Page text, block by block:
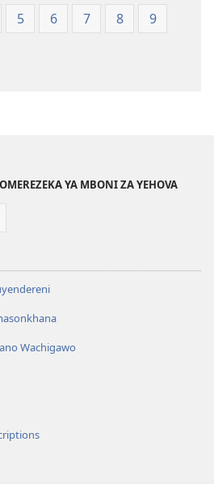
Opatulika
2023)
5 6 7 8
9
YA MBONI ZA YEHOVA
Wachigawo